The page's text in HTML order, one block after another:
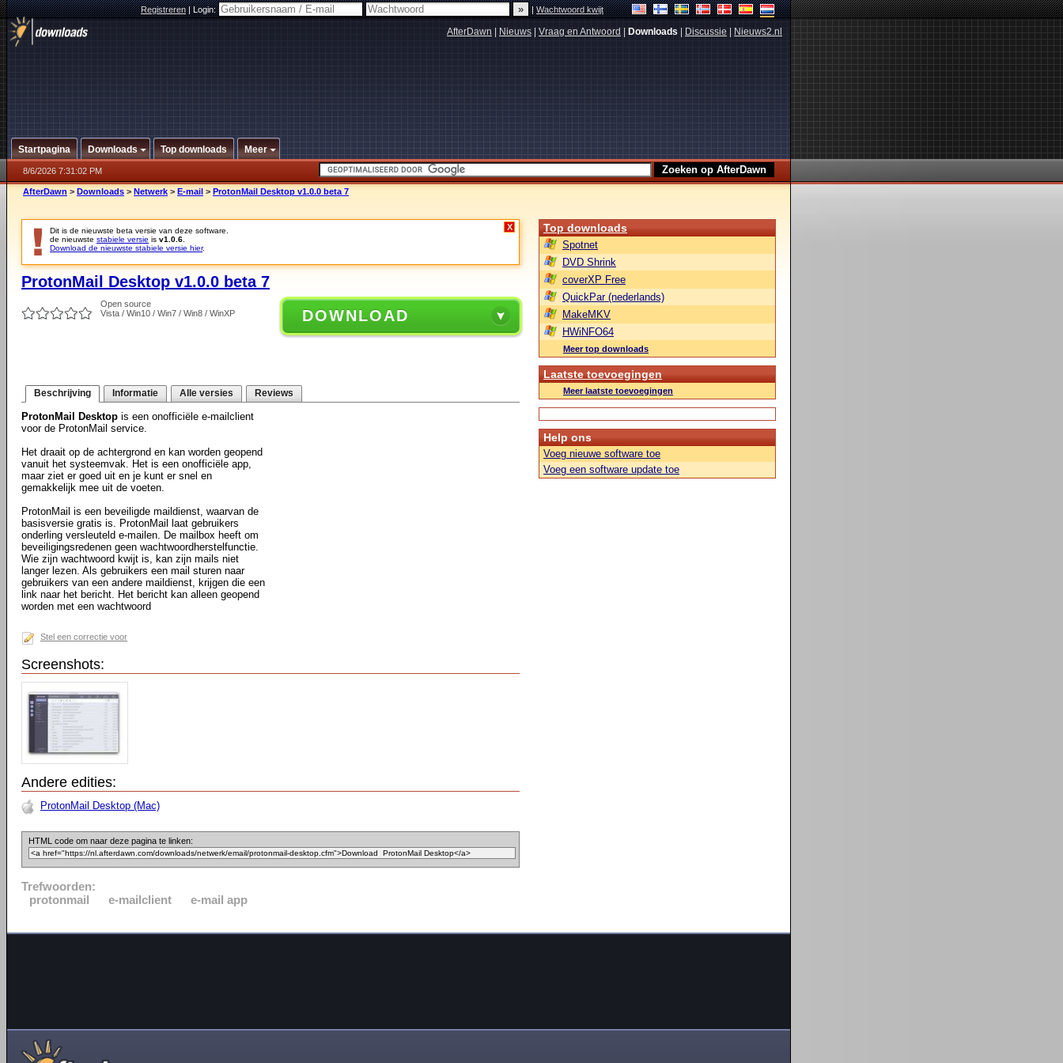
Registreren|Login: |Wachtwoord kwijt
AfterDawn Nieuws Vraag en Antwoord Downloads Discussie Nieuws2.nl
Startpagina Downloads Top downloads Meer
8/6/2026 7:31:02 PM
AfterDawn > Downloads > Netwerk > E-mail > ProtonMail Desktop v1.0.0 beta 7
Dit is de nieuwste beta versie van deze software.
de nieuwste stabiele versie is v1.0.6
Download de nieuwste stabiele versie hier.
X
ProtonMail Desktop v1.0.0 beta 7
Open source
Vista / Win10 / Win7 / Win8 / WinXP
DOWNLOAD
Beschrijving Informatie Alle versies Reviews
ProtonMail Desktop is een onofficiële e-mailclient
voor de ProtonMail service.
Het draait op de achtergrond en kan worden geopend
vanuit het systeemvak. Het is een onofficiële app,
maar ziet er goed uit en je kunt er snel en
gemakkelijk mee uit de voeten.
ProtonMail is een beveiligde maildienst, waarvan de
basisversie gratis is. ProtonMail laat gebruikers
onderling versleuteld e-mailen. De mailbox heeft om
beveiligingsredenen geen wachtwoordherstelfunctie.
Wie zijn wachtwoord kwijt is, kan zijn mails niet
langer lezen. Als gebruikers een mail sturen naar
gebruikers van een andere maildienst, krijgen die een
link naar het bericht. Het bericht kan alleen geopend
worden met een wachtwoord
Stel een correctie voor
Screenshots:
Andere edities:
ProtonMail Desktop (Mac)
HTML code om naar deze pagina te linken:
Trefwoorden:
protonmail
e-mailclient e-mail app
Top downloads
Spotnet
DVD Shrink
coverXP Free
QuickPar (nederlands)
MakeMKV
HWiNFO64
Meer top downloads
Laatste toevoegingen
Meer laatste toevoegingen
Help ons
Voeg nieuwe software toe
Voeg een software update toe